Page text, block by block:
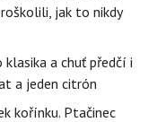
jak to nikdy
a chuť předčí i
a jeden citrón
kořínku. Ptačinec